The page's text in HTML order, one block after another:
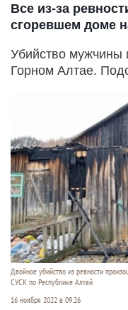
Все из-за
сгоревшем доме
Убийство мужчины
Горном Алтае.
Двойное убийство из ревности
СУСК по Республике Алтай
16 ноября 2022 в 09:26